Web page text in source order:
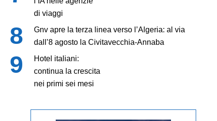
di viaggi
Gnv apre la terza linea verso l’Algeria: al via
dall’8 agosto la Civitavecchia-Annaba
Hotel italiani:
continua la crescita
nei primi sei mesi